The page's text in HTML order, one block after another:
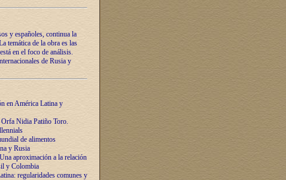
y españoles, continua la
temática de la obra es las
en el foco de análisis.
de Rusia y
en América Latina y
Nidia Patiño Toro.
de alimentos
y Rusia
aproximación a la relación
y Colombia
regularidades comunes y